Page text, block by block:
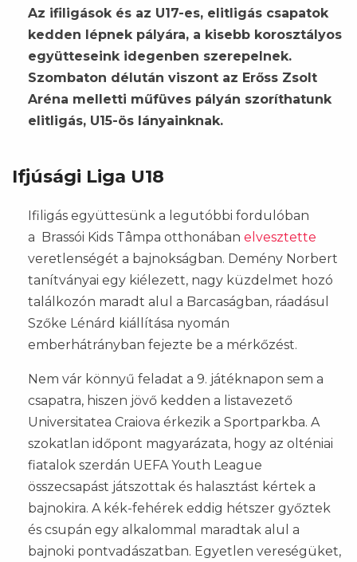
Az ifiligások és az U17-es, elitligás csapatok
kedden lépnek pályára, a kisebb korosztályos
együtteseink idegenben szerepelnek.
Szombaton délután viszont az Erőss Zsolt
Aréna melletti műfüves pályán szoríthatunk
elitligás, U15-ös lányainknak.
Ifjúsági Liga U18
Ifiligás együttesünk a legutóbbi fordulóban
a Brassói Kids Tâmpa otthonában elvesztette
veretlenségét a bajnokságban. Demény Norbert
tanítványai egy kiélezett, nagy küzdelmet hozó
találkozón maradt alul a Barcaságban, ráadásul
Szőke Lénárd kiállítása nyomán
emberhátrányban fejezte be a mérkőzést.
Nem vár könnyű feladat a 9. játéknapon sem a
csapatra, hiszen jövő kedden a listavezető
Universitatea Craiova érkezik a Sportparkba. A
szokatlan időpont magyarázata, hogy az olténiai
fiatalok szerdán UEFA Youth League
összecsapást játszottak és halasztást kértek a
bajnokira. A kék-fehérek eddig hétszer győztek
és csupán egy alkalommal maradtak alul a
bajnoki pontvadászatban. Egyetlen vereségüket,